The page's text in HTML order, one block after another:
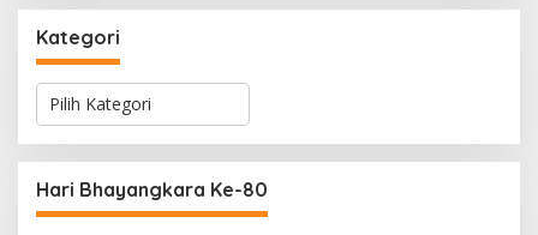
Kategori
K
e
g
o
r
Hari Bhayangkara Ke-80